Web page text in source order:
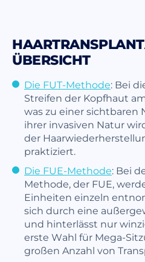
ÜBERSICHT
Die FUT-Methode: Bei
Streifen der Kopfhaut
was zu einer sichtbaren
ihrer invasiven Natur
der
praktiziert.
Die FUE-Methode: Bei
Methode, der FUE,
Einheiten einzeln
sich durch eine
und hinterlässt nur
erste Wahl für Mega-
großen Anzahl von